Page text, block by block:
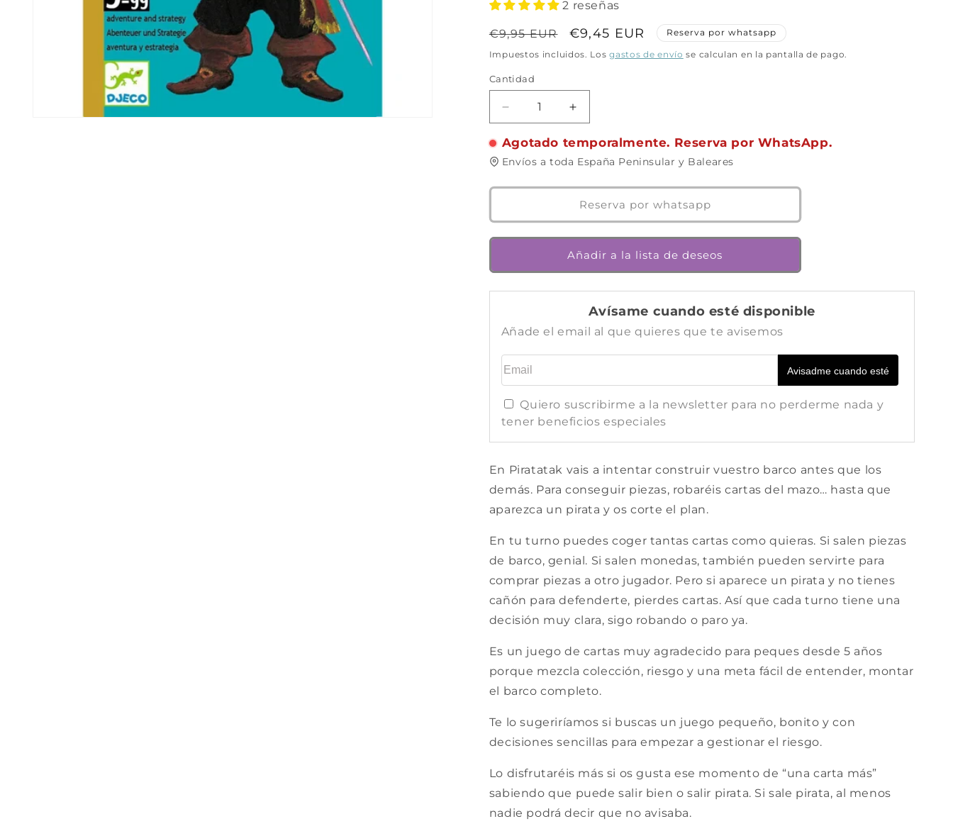
2 reseñas
Precio
habitual
€9,95 EUR
Precio
de
€9,45 EUR Reserva por whatsapp
Impuestos incluidos. Losgastos de envío se calculan en la pantalla de pago.
Cantidad
Cantidad
Reducir
cantidad
para
Piratatak
Juego
mesa
2-
4
5+
años
-
min
Aumentar
cantidad
para
Piratatak
Juego
de
mesa
-
2-
4
jugadores
5+
años
Agotado temporalmente. Reserva por WhatsApp.
Envíos a toda España Peninsular y Baleares
Reserva por whatsapp
Añadir a la lista de deseos
Avísame cuando esté disponible
Añade el email al que quieres que te avisemos
Email
Avisadme cuando esté
Quiero suscribirme a la newsletter para no perderme nada y
tener beneficios especiales
En Piratatak vais a intentar construir vuestro barco antes que los
demás. Para conseguir piezas, robaréis cartas del mazo… hasta que
aparezca un pirata y os corte el plan.
En tu turno puedes coger tantas cartas como quieras. Si salen piezas
de barco, genial. Si salen monedas, también pueden servirte para
comprar piezas a otro jugador. Pero si aparece un pirata y no tienes
cañón para defenderte, pierdes cartas. Así que cada turno tiene una
decisión muy clara, sigo robando o paro ya.
Es un juego de cartas muy agradecido para peques desde 5 años
porque mezcla colección, riesgo y una meta fácil de entender, montar
el barco completo.
Te lo sugeriríamos si buscas un juego pequeño, bonito y con
decisiones sencillas para empezar a gestionar el riesgo.
Lo disfrutaréis más si os gusta ese momento de “una carta más”
sabiendo que puede salir bien o salir pirata. Si sale pirata, al menos
nadie podrá decir que no avisaba.